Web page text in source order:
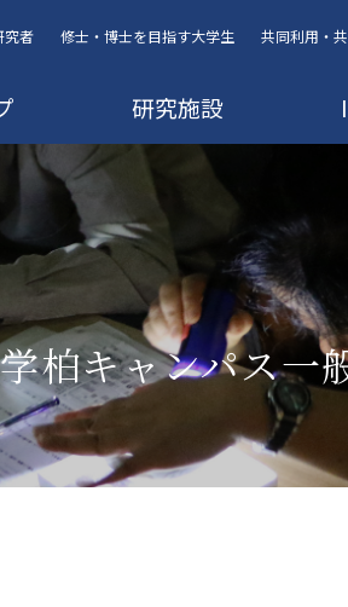
究者 修士・博士を目指す大学生 共同利用・
研究施設
柏キャンパス